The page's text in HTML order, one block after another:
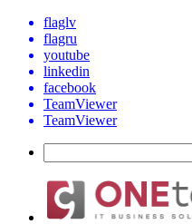
flaglv
flagru
youtube
linkedin
facebook
TeamViewer
TeamViewer